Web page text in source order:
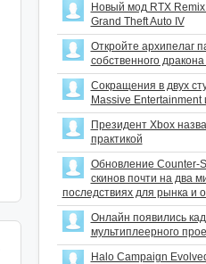
Новый мод RTX Remix
Grand Theft Auto IV
Откройте архипелаг
собственного
Сокращения в двух
Massive Entertainment
Президент Xbox
практикой
Обновление Counter-
скинов почти на два
последствиях для рынка и
Онлайн появились
мультиплеерного
Halo Campaign